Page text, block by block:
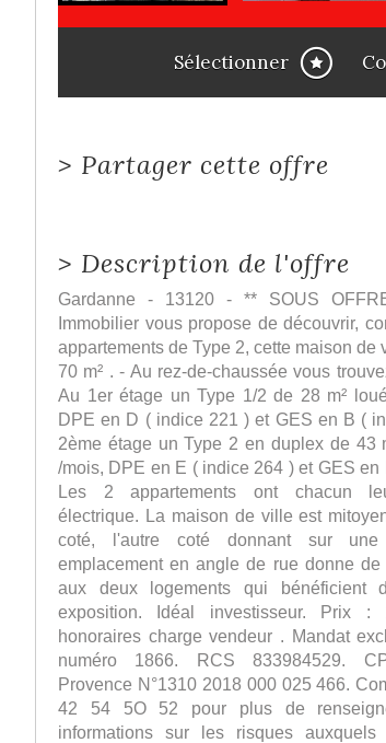
Sélectionner
> Partager cette offre
> Description de l'offre
Gardanne - 13120 - ** SOUS
Immobilier vous propose de découvrir,
appartements de Type 2, cette maison de
70 m² . - Au rez-de-chaussée vous
Au 1er étage un Type 1/2 de 28 m²
DPE en D ( indice 221 ) et GES en B (
2ème étage un Type 2 en duplex de 43
/mois, DPE en E ( indice 264 ) et GES en
Les 2 appartements ont chacun
électrique. La maison de ville est
coté, l'autre coté donnant sur
emplacement en angle de rue donne de
aux deux logements qui bénéficient
exposition. Idéal investisseur. Prix
honoraires charge vendeur . Mandat
numéro 1866. RCS 833984529.
Provence N°1310 2018 000 025 466.
42 54 5O 52 pour plus de
informations sur les risques